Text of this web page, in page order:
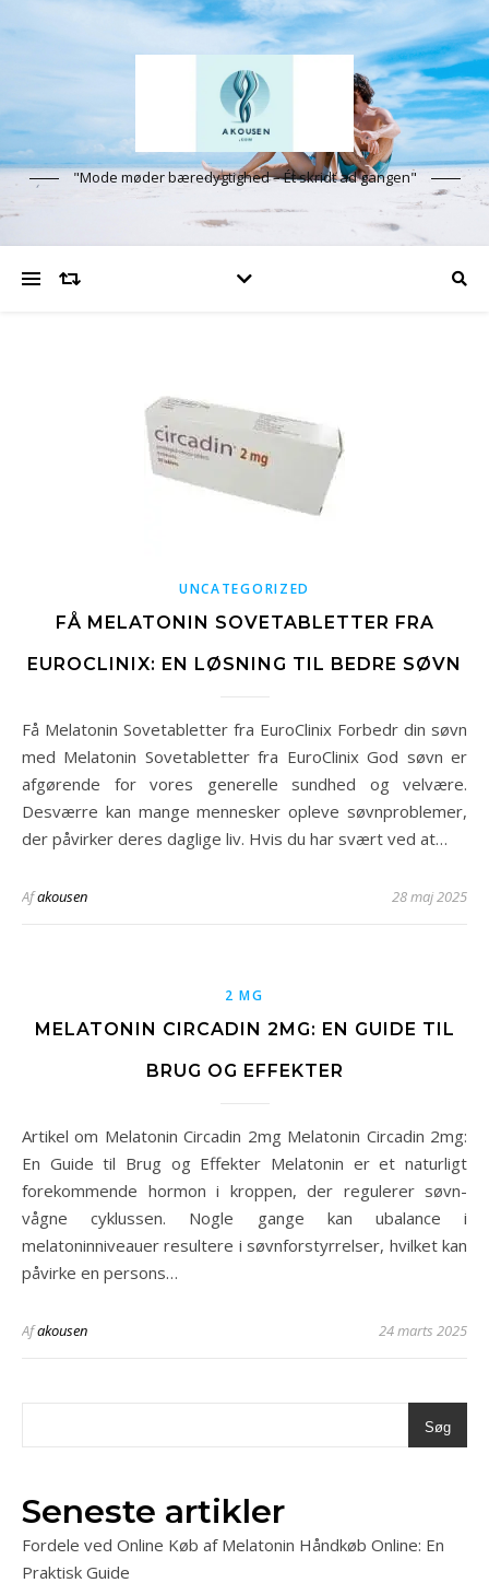
"Mode møder bæredygtighed – Ét skridt ad gangen"
UNCATEGORIZED
FÅ MELATONIN SOVETABLETTER FRA
EUROCLINIX: EN LØSNING TIL BEDRE SØVN
Få Melatonin Sovetabletter fra EuroClinix Forbedr din søvn
med Melatonin Sovetabletter fra EuroClinix God søvn er
afgørende for vores generelle sundhed og velvære.
Desværre kan mange mennesker opleve søvnproblemer,
der påvirker deres daglige liv. Hvis du har svært ved at…
Afakousen 28 maj 2025
2 MG
MELATONIN CIRCADIN 2MG: EN GUIDE TIL
BRUG OG EFFEKTER
Artikel om Melatonin Circadin 2mg Melatonin Circadin 2mg:
En Guide til Brug og Effekter Melatonin er et naturligt
forekommende hormon i kroppen, der regulerer søvn-
vågne cyklussen. Nogle gange kan ubalance i
melatoninniveauer resultere i søvnforstyrrelser, hvilket kan
påvirke en persons…
Afakousen 24 marts 2025
Søg
Seneste artikler
Fordele ved Online Køb af Melatonin Håndkøb Online: En
Praktisk Guide